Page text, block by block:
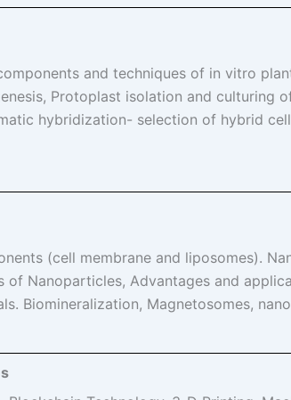
and techniques of in vitro
Protoplast isolation and
hybridization- selection of hybrid
(cell membrane and liposomes).
of Nanoparticles, Advantages and
Biomineralization, Magnetosomes,